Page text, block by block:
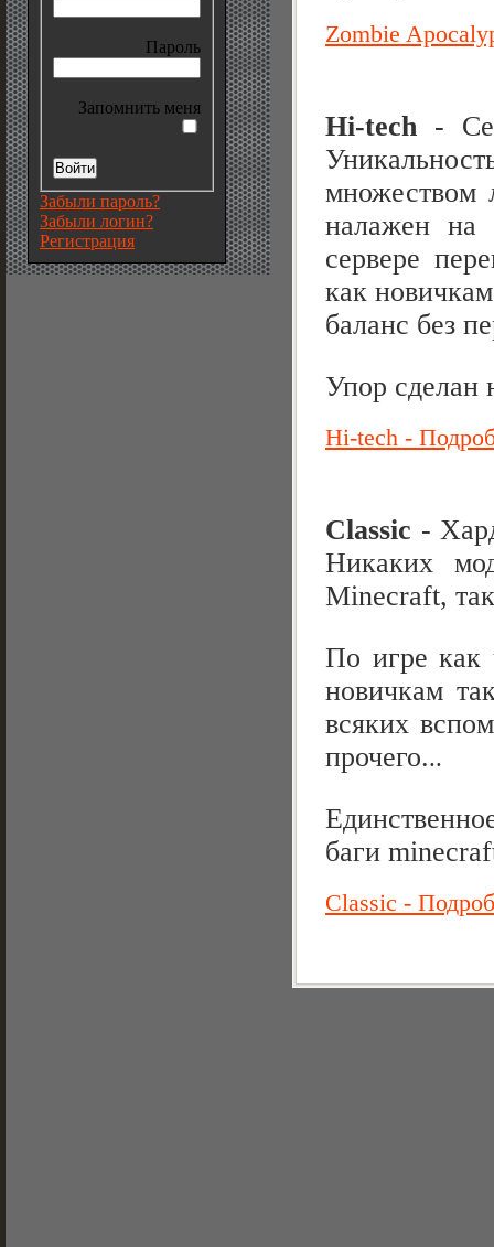
Пароль
Запомнить меня
Забыли пароль?
Забыли логин?
Регистрация
Zombie
Hi-tech -
множеством
налажен на
сервере
как
баланс без
Упор сделан
Hi-tech -
Classic -
Никаких
Minecraft,
По игре как
новичкам
всяких
прочего...
баги
Classic -